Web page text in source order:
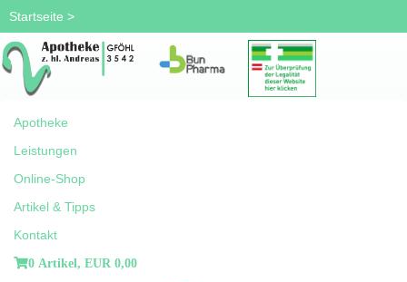
Startseite >
Apotheke
Leistungen
Online-Shop
Artikel & Tipps
Kontakt
0 Artikel, EUR 0,00